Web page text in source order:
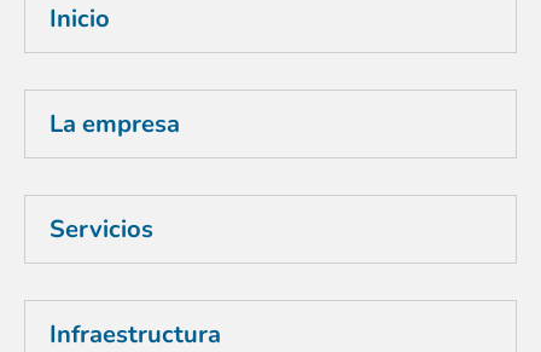
Inicio
La empresa
Servicios
Infraestructura